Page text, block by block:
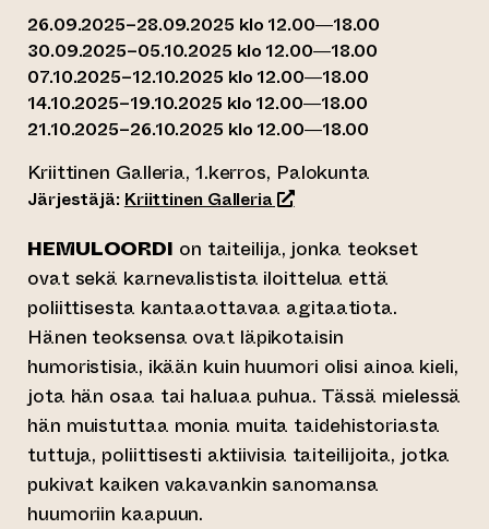
26.09.2025–28.09.2025 klo 12.00—18.00
30.09.2025–05.10.2025 klo 12.00—18.00
07.10.2025–12.10.2025 klo 12.00—18.00
14.10.2025–19.10.2025 klo 12.00—18.00
21.10.2025–26.10.2025 klo 12.00—18.00
Kriittinen Galleria, 1.kerros, Palokunta
Järjestäjä: Kriittinen Galleria(siirtyy toiseen
HEMULOORDI on taiteilija, jonka teokset
ovat sekä karnevalistista iloittelua että
poliittisesta kantaaottavaa agitaatiota.
Hänen teoksensa ovat läpikotaisin
humoristisia, ikään kuin huumori olisi ainoa kieli,
jota hän osaa tai haluaa puhua. Tässä mielessä
hän muistuttaa monia muita taidehistoriasta
tuttuja, poliittisesti aktiivisia taiteilijoita, jotka
pukivat kaiken vakavankin sanomansa
huumoriin kaapuun.